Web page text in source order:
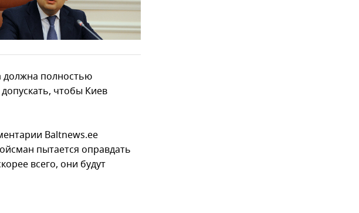
должна полностью
чтобы Киев
Baltnews.ee
пытается оправдать
всего, они будут